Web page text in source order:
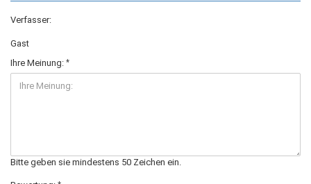
Verfasser:
Gast
Ihre Meinung:
Bitte geben sie mindestens 50 Zeichen ein.